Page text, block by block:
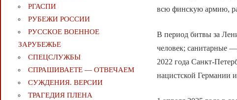
всю финскую армию,
В период битвы за
человек; санитарные
2022 года Санкт-
нацистской Германии
РГАСПИ
РУБЕЖИ РОССИИ
РУССКОЕ ВОЕННОЕ
ЗАРУБЕЖЬЕ
СПЕЦСЛУЖБЫ
СПРАШИВАЕТЕ — ОТВЕЧАЕМ
СУЖДЕНИЯ. ВЕРСИИ
ТРАГЕДИЯ ПЛЕНА